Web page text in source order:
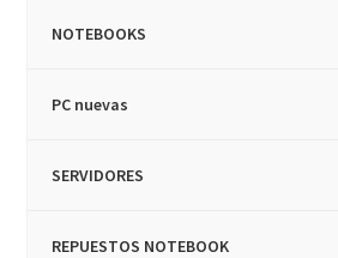
NOTEBOOKS
PC nuevas
SERVIDORES
REPUESTOS NOTEBOOK
–